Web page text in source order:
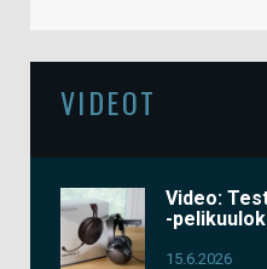
VIDEOT
Video:
-
15.6.2026